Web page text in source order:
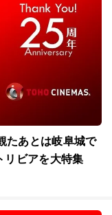
たあとは岐阜城で
リビアを大特集